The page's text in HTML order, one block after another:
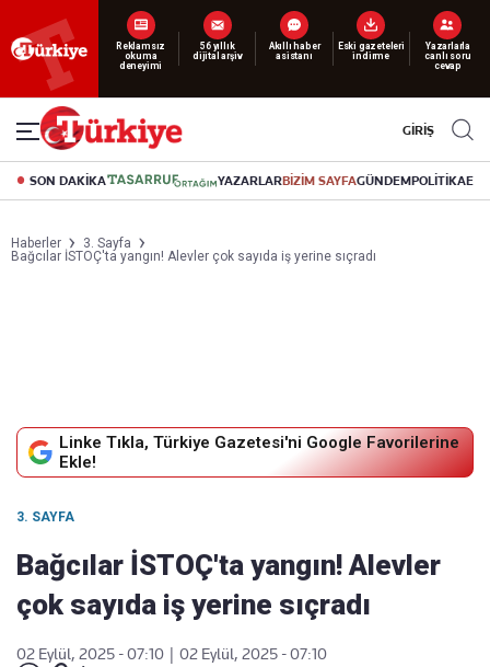
Yeni nesil dijital
abonelik 19 TL’den başlayan fiyatlarla.
GİRİŞ
SON DAKİKA YAZARLARBİZİM SAYFAGÜNDEMPOLİTİKA
Haberler
3. Sayfa
Bağcılar İSTOÇ'ta yangın! Alevler çok sayıda iş yerine sıçradı
Linke Tıkla, Türkiye Gazetesi'ni Google Favorilerine
Ekle!
3. SAYFA
Bağcılar İSTOÇ'ta yangın! Alevler
çok sayıda iş yerine sıçradı
02 Eylül, 2025 - 07:10
02 Eylül, 2025 - 07:10